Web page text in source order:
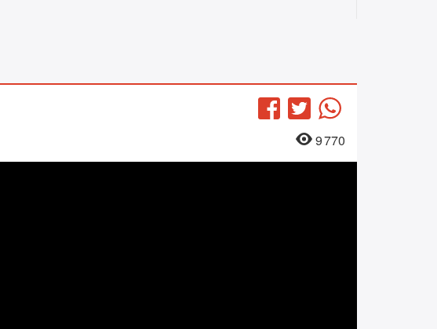
Facebook
TwitterWhatsApp
9 770